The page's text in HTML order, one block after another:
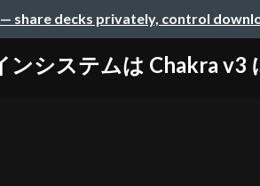
— share decks privately, control
ンシステムは Chakra v3